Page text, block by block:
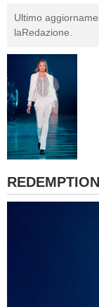
DEFINIZIONI
GASTRONOMIA
CAPELLI
SESSO
Ultimo
laRedazione.